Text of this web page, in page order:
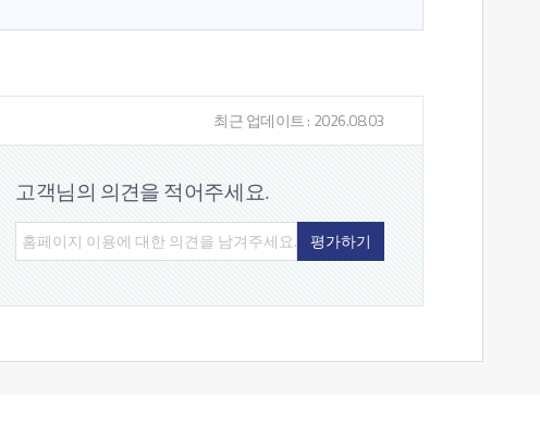
최근 업데이트 : 2026.08.03
고객님의 의견을적어주세요.